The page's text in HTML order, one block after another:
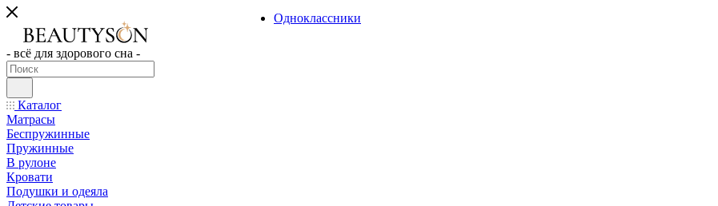
- всё для здорового сна -
Каталог
Матрасы
Беспружинные
Пружинные
В рулоне
Кровати
Подушки и одеяла
Одноклассники